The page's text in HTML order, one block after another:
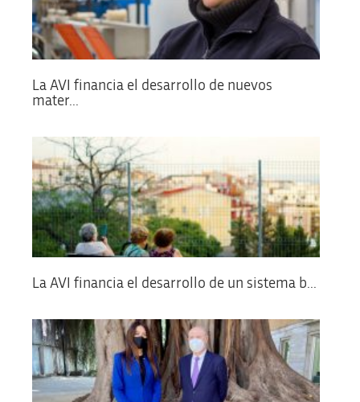
La AVI financia el desarrollo de nuevos
mater...
La AVI financia el desarrollo de un sistema b...